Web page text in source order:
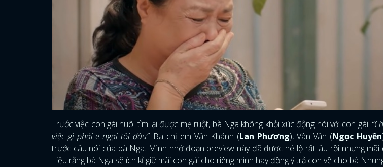
Trước việc con gái nuôi tìm lại được mẹ ruột, bà Nga không khỏi xúc động nói với con gái:
việc gì phải e ngại tôi đâu”. Ba chị em Vân Khánh (Lan Phương), Vân Vân (Ngọc Huyền
trước câu nói của bà Nga. Mình nhớ đoạn preview này đã được hé lộ rất lâu rồi nhưng mãi
Liệu rằng bà Nga sẽ ích kỉ giữ mãi con gái cho riêng mình hay đồng ý trả con về cho bà